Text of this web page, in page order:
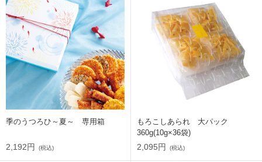
季のうつろひ～夏～ 専用箱
2,192円 (税込)
もろこしあられ 大パック
360g(10g×36袋)
2,095円 (税込)